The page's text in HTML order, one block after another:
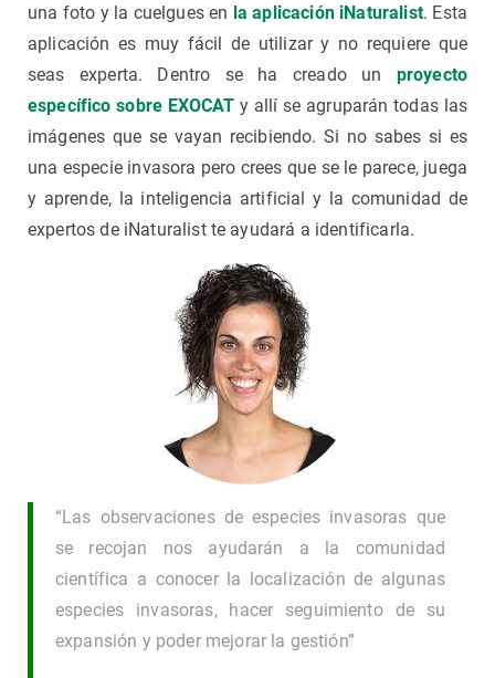
una foto y la cuelgues en la aplicación iNaturalist. Esta
aplicación es muy fácil de utilizar y no requiere que
seas experta. Dentro se ha creado un
proyecto
específico sobre EXOCAT y allí se agruparán todas las
imágenes que se vayan recibiendo. Si no sabes si es
una especie invasora pero crees que se le parece, juega
y aprende, la inteligencia artificial y la comunidad de
expertos de iNaturalist te ayudará a identificarla.
“Las observaciones de especies invasoras que
se recojan nos ayudarán a la comunidad
científica a conocer la localización de algunas
especies invasoras, hacer seguimiento de su
expansión y poder mejorar la gestión”